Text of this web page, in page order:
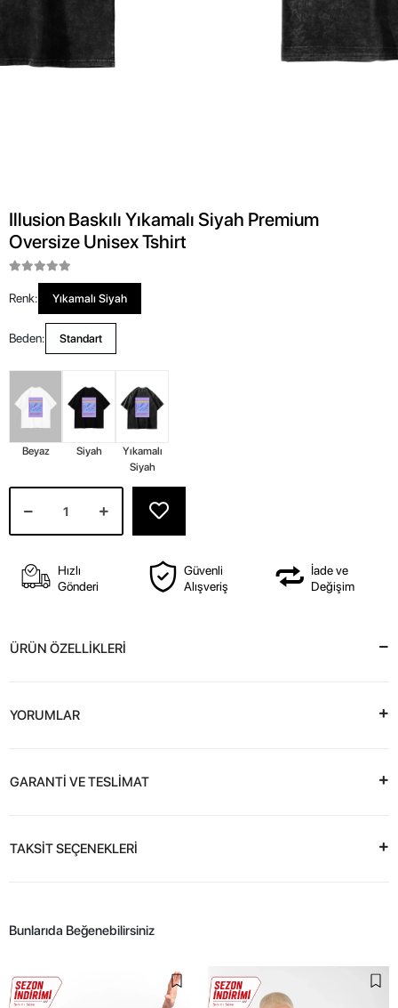
Illusion Baskılı Yıkamalı Siyah Premium
Oversize Unisex Tshirt
Renk: Yıkamalı Siyah
Beden: Standart
Beyaz Siyah
Yıkamalı
Siyah
Hızlı
Gönderi
Güvenli
Alışveriş
İade ve
Değişim
ÜRÜN ÖZELLİKLERİ
YORUMLAR
GARANTİ VE TESLİMAT
TAKSİT SEÇENEKLERİ
Bunlarıda Beğenebilirsiniz